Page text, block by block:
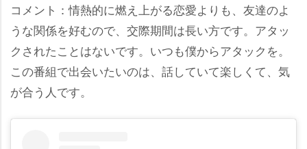
コメント：情熱的に燃え上がる恋愛よりも、友達のよ
うな関係を好むので、交際期間は長い方です。アタッ
クされたことはないです。いつも僕からアタックを。
この番組で出会いたいのは、話していて楽しくて、気
が合う人です。